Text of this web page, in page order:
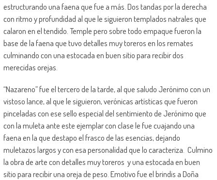
estructurando una faena que fue a más. Dos tandas por la derecha
con ritmo y profundidad al que le siguieron templados natrales que
calaron en el tendido. Temple pero sobre todo empaque fueron la
base de la faena que tuvo detalles muy toreros en los remates
culminando con una estocada en buen sitio para recibir dos
merecidas orejas.
“Nazareno” fue el tercero de la tarde, al que saludo Jerónimo con un
vistoso lance, al que le siguieron, verónicas artísticas que fueron
pinceladas con ese sello especial del sentimiento de Jerónimo que
con la muleta ante este ejemplar con clase le fue cuajando una
faena en la que destapo el frasco de las esencias, dejando
muletazos largos y con esa personalidad que lo caracteriza. Culmino
la obra de arte con detalles muy toreros y una estocada en buen
sitio para recibir una oreja de peso. Emotivo fue el brindis a Doña